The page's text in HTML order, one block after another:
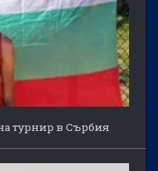
турнир в Сърбия